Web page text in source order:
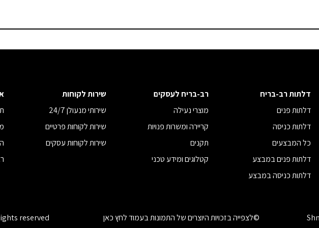
דלתות רב-בריח
דלתות פנים
דלתות כניסה
כל המבצעים
דלתות פנים במבצע
דלתות כניסה במבצע
רב-בריח לעסקים
מוצרי נעילה
קריירה ומשרות פנויות
תקנים
קטלוגים ומידע טכני
שירות לקוחות
שירותי מנעולן 24/7
שירות לקוחות פרטיים
שירות לקוחות עסקים
©לצפייה בזכויות היוצרים של התמונות בעמודלחץ כאן reserved